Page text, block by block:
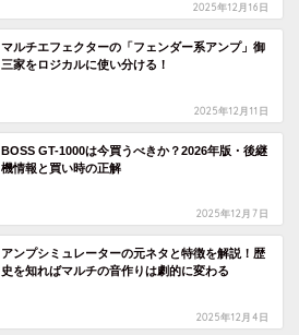
2025年12月16日
マルチエフェクターの「フェンダー系アンプ」御
三家をロジカルに使い分ける！
2025年12月11日
BOSS GT-1000は今買うべきか？2026年版・後継
機情報と買い時の正解
2025年12月7日
アンプシミュレーターの元ネタと特徴を解説！歴
史を知ればマルチの音作りは劇的に変わる
2025年12月4日